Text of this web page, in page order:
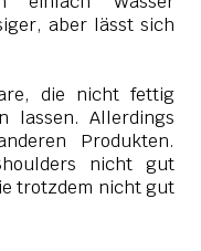
aber lässt sich
die nicht fettig
lassen. Allerdings
Produkten.
nicht gut
trotzdem nicht gut